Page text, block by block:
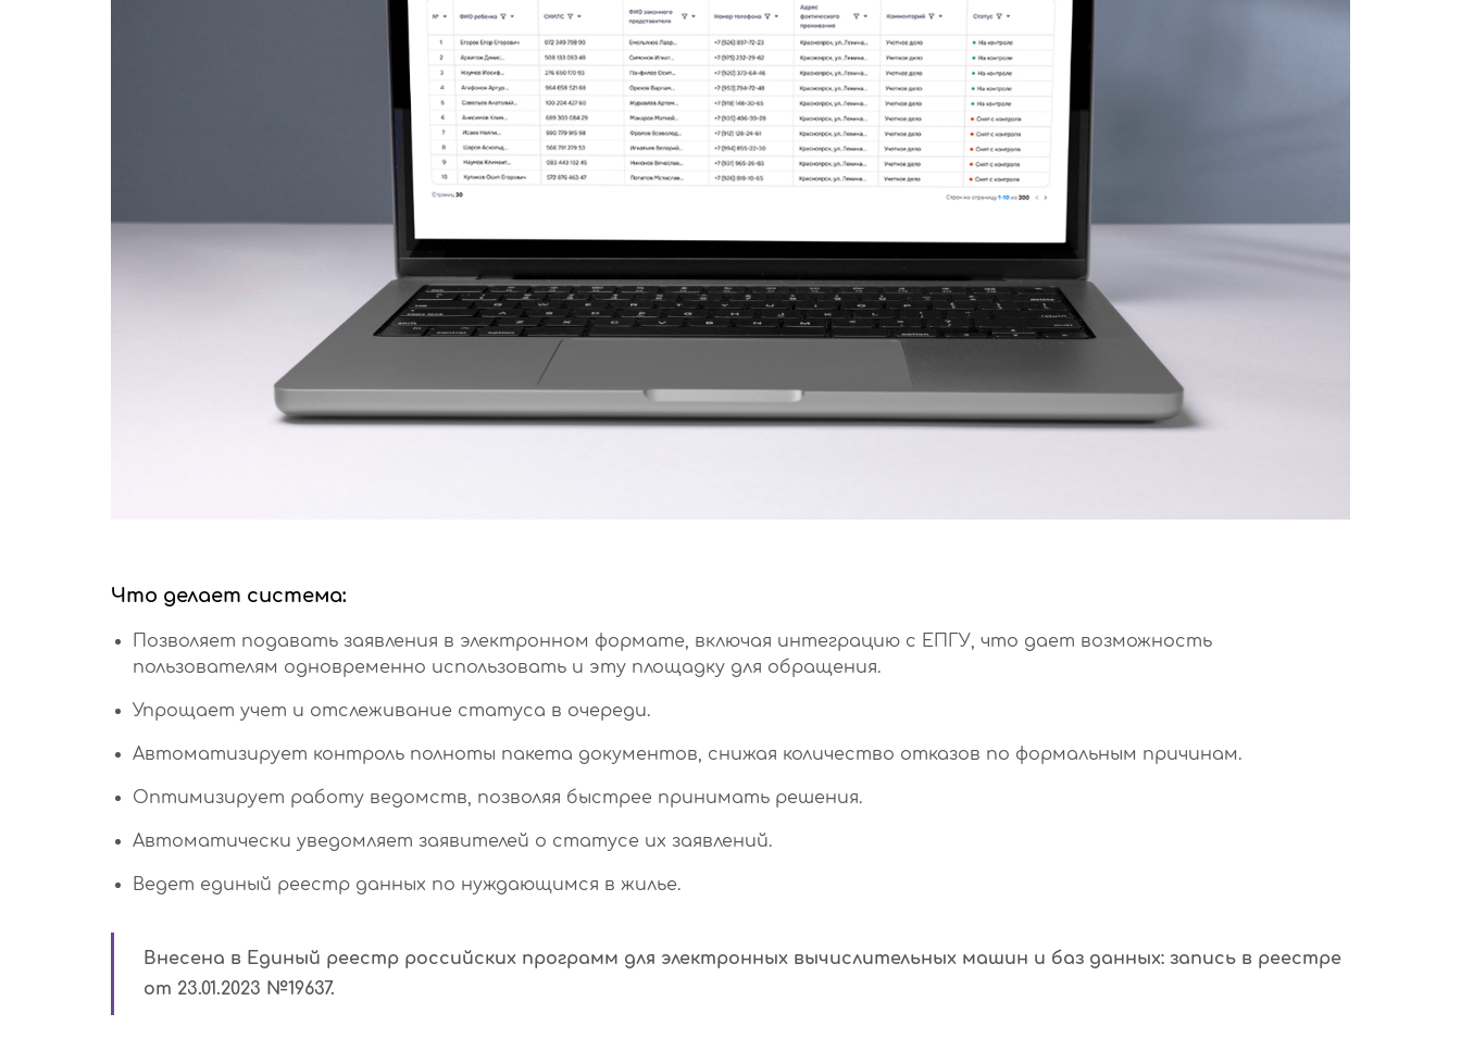
Что делает система:
Позволяет подавать заявления в электронном формате, включая интеграцию с ЕПГУ, что дает возможность
пользователям одновременно использовать и эту площадку для обращения.
Упрощает учет и отслеживание статуса в очереди.
Автоматизирует контроль полноты пакета документов, снижая количество отказов по формальным причинам.
Оптимизирует работу ведомств, позволяя быстрее принимать решения.
Автоматически уведомляет заявителей о статусе их заявлений.
Ведет единый реестр данных по нуждающимся в жилье.
Внесена в Единый реестр российских программ для электронных вычислительных машин и баз данных: запись в реестре
от 23.01.2023 №19637.